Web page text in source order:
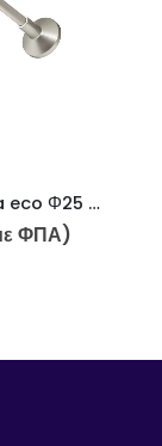
Κουρτινόβεργα μεταλλική Φ25 νίκελ ματ-strass Σαντορίνη Κ20-2510-18
ΦΠΑ)